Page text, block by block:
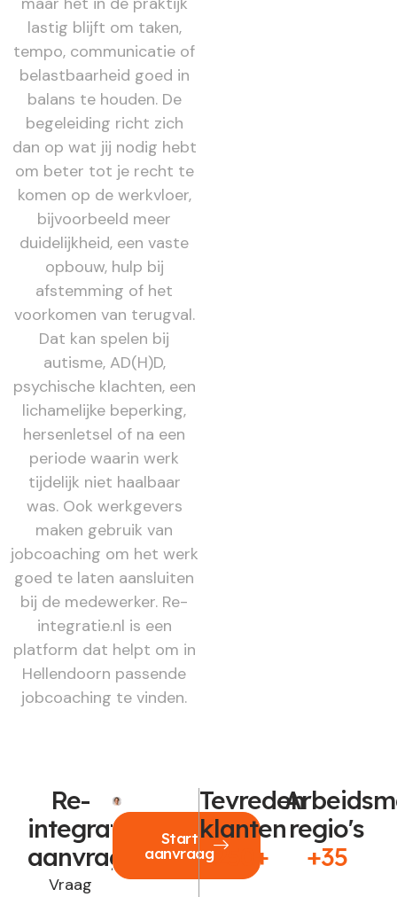
lastig blijft om taken,
tempo, communicatie of
belastbaarheid goed in
balans te houden. De
begeleiding richt zich
dan op wat jij nodig hebt
om beter tot je recht te
komen op de werkvloer,
bijvoorbeeld meer
duidelijkheid, een vaste
opbouw, hulp bij
afstemming of het
voorkomen van terugval.
Dat kan spelen bij
autisme, AD(H)D,
psychische klachten, een
lichamelijke beperking,
hersenletsel of na een
periode waarin werk
tijdelijk niet haalbaar
was. Ook werkgevers
maken gebruik van
jobcoaching om het werk
goed te laten aansluiten
bij de medewerker. Re-
integratie.nl is een
platform dat helpt om in
Hellendoorn passende
jobcoaching te vinden.
Re-
integratie
aanvragen?
Vraag
Start
aanvraag
Tevreden
klanten
250+
regio's
+35